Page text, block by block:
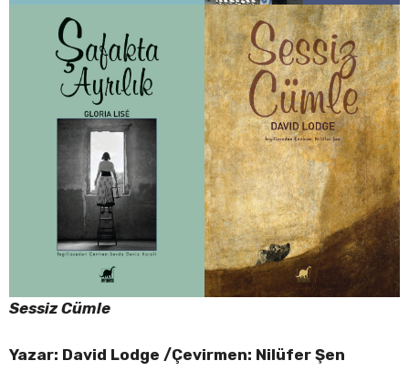
Sessiz Cümle
Yazar: David Lodge /Çevirmen: Nilüfer Şen